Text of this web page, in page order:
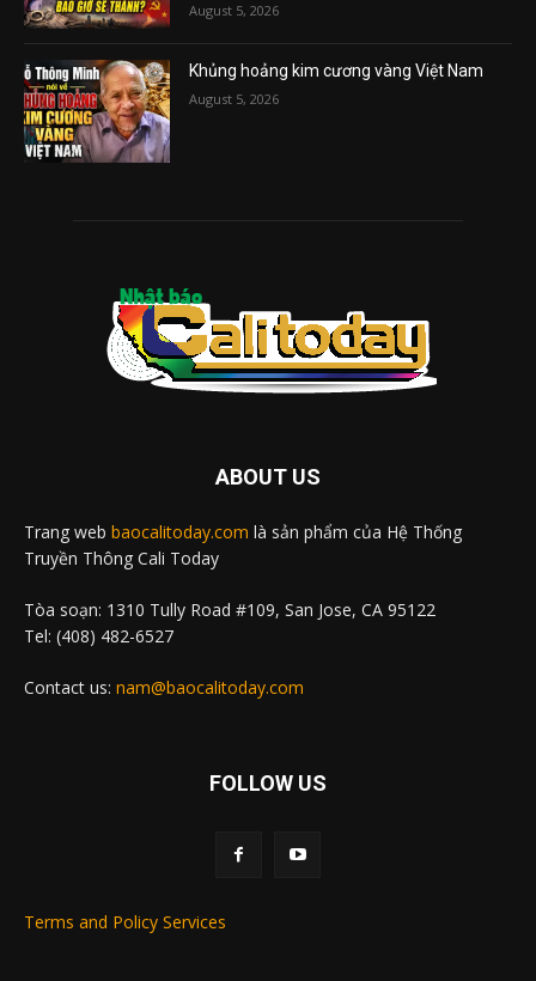
August 5, 2026
Khủng hoảng kim cương vàng Việt Nam
August 5, 2026
ABOUT US
Trang web baocalitoday.com là sản phẩm của Hệ Thống
Truyền Thông Cali Today
Tòa soạn: 1310 Tully Road #109, San Jose, CA 95122
Tel: (408) 482-6527
Contact us: nam@baocalitoday.com
FOLLOW US
Terms and Policy Services